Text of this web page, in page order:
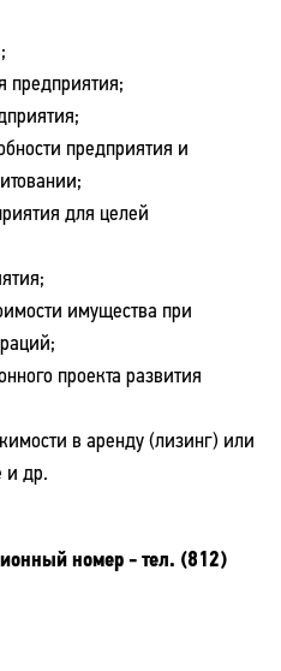
предприятия;
предприятия и
для целей
имущества при
проекта развития
в аренду (лизинг) или
и др.
номер - тел. (812)